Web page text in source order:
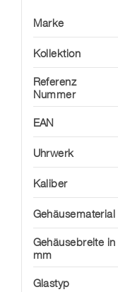
Marke
Kollektion
Referenz
Nummer
EAN
Uhrwerk
Kaliber
Gehäusematerial
Gehäusebreite in
mm
Glastyp